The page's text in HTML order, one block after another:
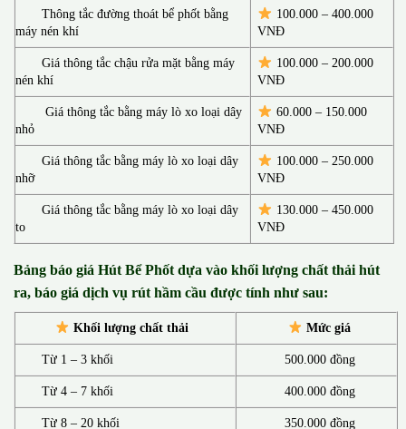
Thông tắc đường thoát bể phốt bằng
máy nén khí
100.000 – 400.000
VNĐ
Giá thông tắc chậu rửa mặt bằng máy
nén khí
100.000 – 200.000
VNĐ
Giá thông tắc bằng máy lò xo loại dây
nhỏ
60.000 – 150.000
VNĐ
Giá thông tắc bằng máy lò xo loại dây
nhỡ
100.000 – 250.000
VNĐ
Giá thông tắc bằng máy lò xo loại dây
to
130.000 –450.000
VNĐ
Bảng báo giá Hút Bể Phốt dựa vào khối lượng chất thải hút
ra, báo giá dịch vụ rút hầm cầu được tính như sau:
Khối lượng chất thải Mức giá
Từ 1 – 3 khối 500.000 đồng
Từ 4 – 7 khối 400.000 đồng
Từ 8 – 20 khối 350.000 đồng